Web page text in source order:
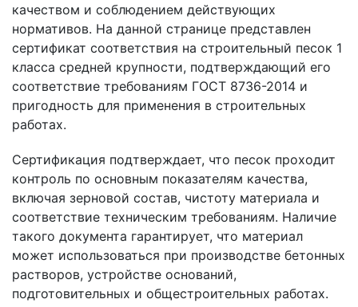
качеством и соблюдением действующих
нормативов. На данной странице представлен
сертификат соответствия на строительный песок 1
класса средней крупности, подтверждающий его
соответствие требованиям ГОСТ 8736-2014 и
пригодность для применения в строительных
работах.
Сертификация подтверждает, что песок проходит
контроль по основным показателям качества,
включая зерновой состав, чистоту материала и
соответствие техническим требованиям. Наличие
такого документа гарантирует, что материал
может использоваться при производстве бетонных
растворов, устройстве оснований,
подготовительных и общестроительных работах.